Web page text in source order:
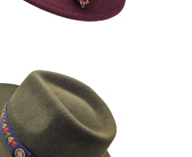
AMASTEN